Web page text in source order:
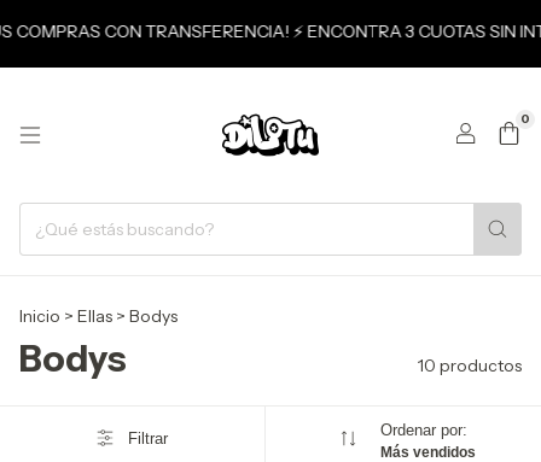
CON TRANSFERENCIA! ⚡ ENCONTRA 3 CUOTAS SIN
0
Inicio > Ellas > Bodys
Bodys 10 productos
Filtrar Ordenar por:
Más vendidos